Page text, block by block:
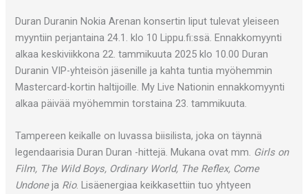
Duran Duranin Nokia Arenan konsertin liput tulevat yleiseen
myyntiin perjantaina 24.1. klo 10 Lippu.fi:ssä. Ennakkomyynti
alkaa keskiviikkona 22. tammikuuta 2025 klo 10.00 Duran
Duranin VIP-yhteisön jäsenille ja kahta tuntia myöhemmin
Mastercard-kortin haltijoille. My Live Nationin ennakkomyynti
alkaa päivää myöhemmin torstaina 23. tammikuuta.
Tampereen keikalle on luvassa biisilista, joka on täynnä
legendaarisia Duran Duran -hittejä. Mukana ovat mm. Girls on
Film, The Wild Boys, Ordinary World, The Reflex, Come
Undoneja Rio. Lisäenergiaa keikkasettiin tuo yhtyeen